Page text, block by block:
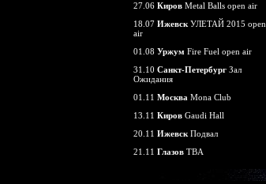
27.06 Киров Metal Balls open air
18.07 Ижевск УЛЕТАЙ 2015 open
air
01.08 Уржум Fire Fuel open air
31.10 Санкт-Петербург Зал
Ожидания
01.11 Москва Mona Club
13.11 Киров Gaudi Hall
20.11 Ижевск Подвал
21.11 Глазов TBA